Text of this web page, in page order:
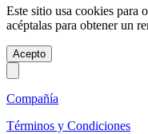
Este sitio usa cookies para
acéptalas para obtener un
Acepto
Compañía
Términos y Condiciones